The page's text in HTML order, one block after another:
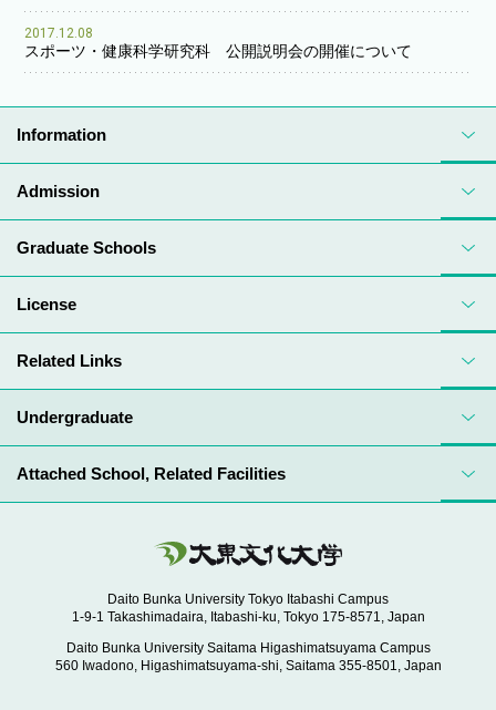
2017.12.08
スポーツ・健康科学研究科 公開説明会の開催について
Undergraduate
Attached School, Related Facilities
Daito Bunka University Tokyo Itabashi Campus
1-9-1 Takashimadaira, Itabashi-ku, Tokyo 175-8571, Japan
Daito Bunka University Saitama Higashimatsuyama Campus
560 Iwadono, Higashimatsuyama-shi, Saitama 355-8501, Japan
Information
Admission
Graduate Schools
License
Related Links